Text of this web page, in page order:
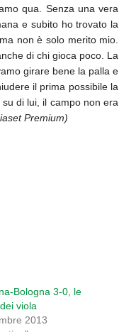
qua. Senza una vera
e subito ho trovato la
non è solo merito mio.
di chi gioca poco. La
girare bene la palla e
il prima possibile la
di lui, il campo non era
Premium)
Bologna 3-0, le
viola
2013